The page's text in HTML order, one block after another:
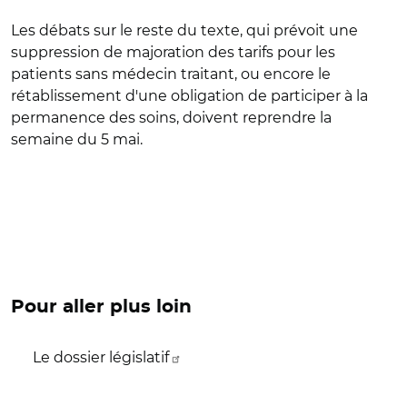
Les débats sur le reste du texte, qui prévoit une
suppression de majoration des tarifs pour les
patients sans médecin traitant, ou encore le
rétablissement d'une obligation de participer à la
permanence des soins, doivent reprendre la
semaine du 5 mai.
Pour aller plus loin
Le dossier législatif